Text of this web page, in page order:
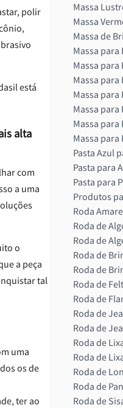
polir
está
alta
com
a uma
o
a peça
tal
uma
os de
ter ao
Massa
Massa
Massa de
Massa para
Massa
Massa
Massa
Massa
Massa
Massa para
Pasta Azul
Pasta para
Pasta para
Produtos
Roda
Roda de
Roda de
Roda de
Roda de
Roda de
Roda de
Roda de
Roda de
Roda de
Roda de
Roda de
Roda de
Roda de